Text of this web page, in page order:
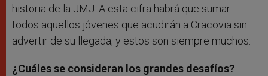
historia de la JMJ. A esta cifra habrá que sumar
todos aquellos jóvenes que acudirán a Cracovia sin
advertir de su llegada; y estos son siempre muchos.
¿Cuáles se consideran los grandes desafíos?